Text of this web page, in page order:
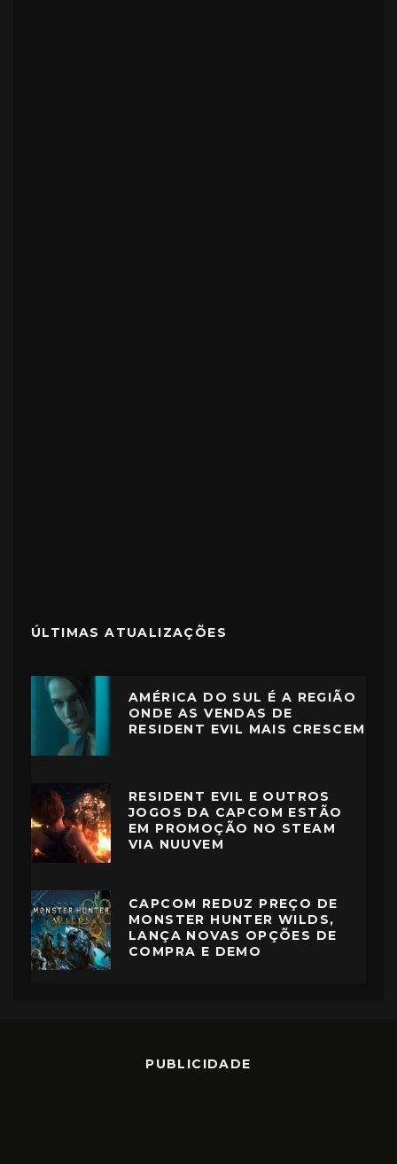
ÚLTIMAS ATUALIZAÇÕES
AMÉRICA DO SUL É A REGIÃO
ONDE AS VENDAS DE
RESIDENT EVIL MAIS CRESCEM
RESIDENT EVIL E OUTROS
JOGOS DA CAPCOM ESTÃO
EM PROMOÇÃO NO STEAM
VIA NUUVEM
CAPCOM REDUZ PREÇO DE
MONSTER HUNTER WILDS,
LANÇA NOVAS OPÇÕES DE
COMPRA E DEMO
PUBLICIDADE